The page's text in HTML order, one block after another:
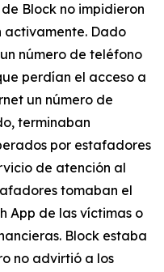
Block no impidieron
activamente. Dado
número de teléfono
perdían el acceso a
un número de
terminaban
por estafadores
de atención al
tomaban el
App de las víctimas o
Block estaba
no advirtió a los